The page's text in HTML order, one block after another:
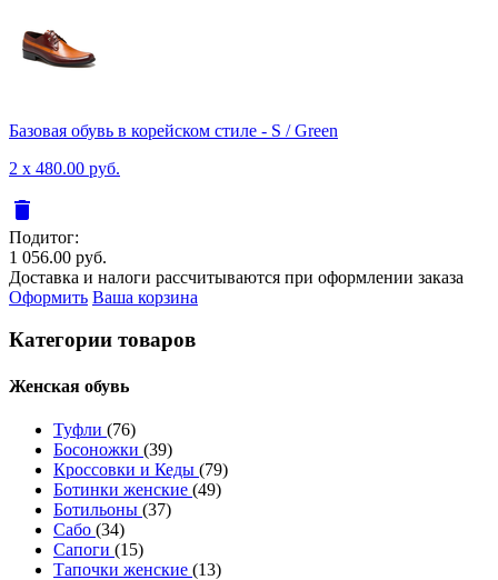
Базовая обувь в корейском стиле - S / Green
2 x 480.00 руб.
delete
Подитог:
1 056.00 руб.
Доставка и налоги рассчитываются при оформлении заказа
Оформить Ваша корзина
Категории товаров
Женcкая обувь
Туфли (76)
Босоножки (39)
Кроссовки и Кеды (79)
Ботинки женские (49)
Ботильоны (37)
Сабо (34)
Сапоги (15)
Тапочки женские (13)